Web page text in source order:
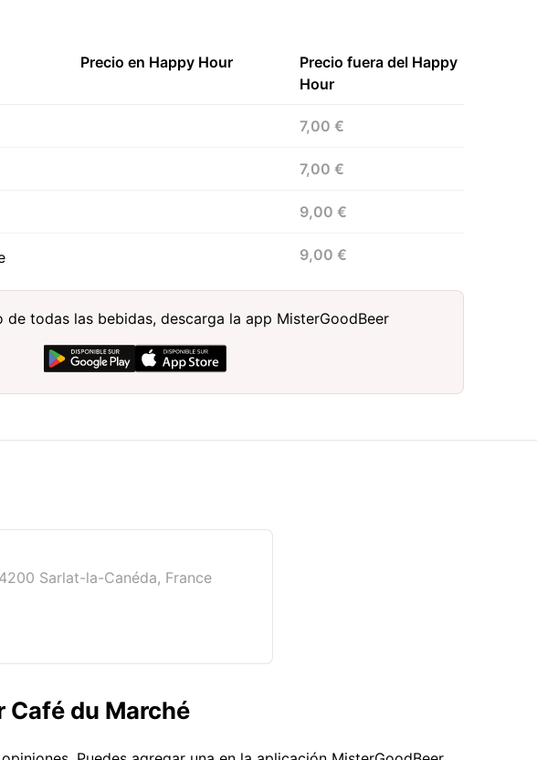
Precio en Happy Hour
Precio fuera del Happy
Hour
7,00 €
7,00 €
9,00 €
9,00 €
de todas las bebidas, descarga la app MisterGoodBeer
Sarlat-la-Canéda, France
Café du Marché